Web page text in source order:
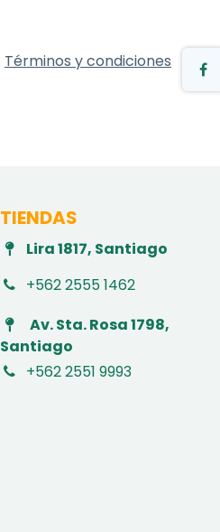
Términos y condiciones
TIENDAS
Lira 1817, Santiago
+562 2555 1462
Av. Sta. Rosa 1798,
Santiago
+562 2551 9993